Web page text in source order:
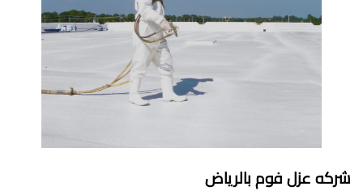
شركه عزل فوم بالرياض